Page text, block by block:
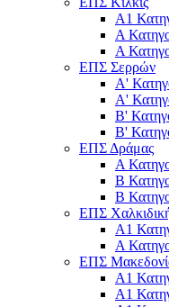
Α1
Α
Α
ΕΠΣ Σερρών
Α'
Α'
Β'
Β'
ΕΠΣ Δράμας
Α
Β
Β
ΕΠΣ
Α1
Α
ΕΠΣ
Α1
Α1